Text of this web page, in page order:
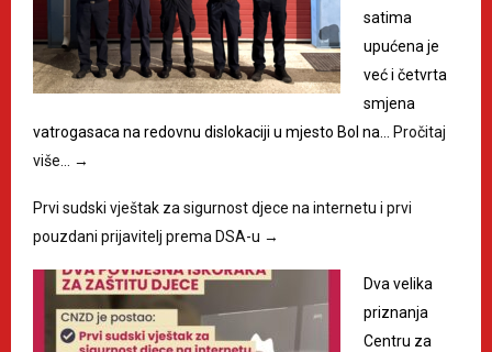
satima
upućena je
već i četvrta
smjena
vatrogasaca na redovnu dislokaciji u mjesto Bol na… Pročitaj
više… →
Prvi sudski vještak za sigurnost djece na internetu i prvi
pouzdani prijavitelj prema DSA-u →
Dva velika
priznanja
Centru za